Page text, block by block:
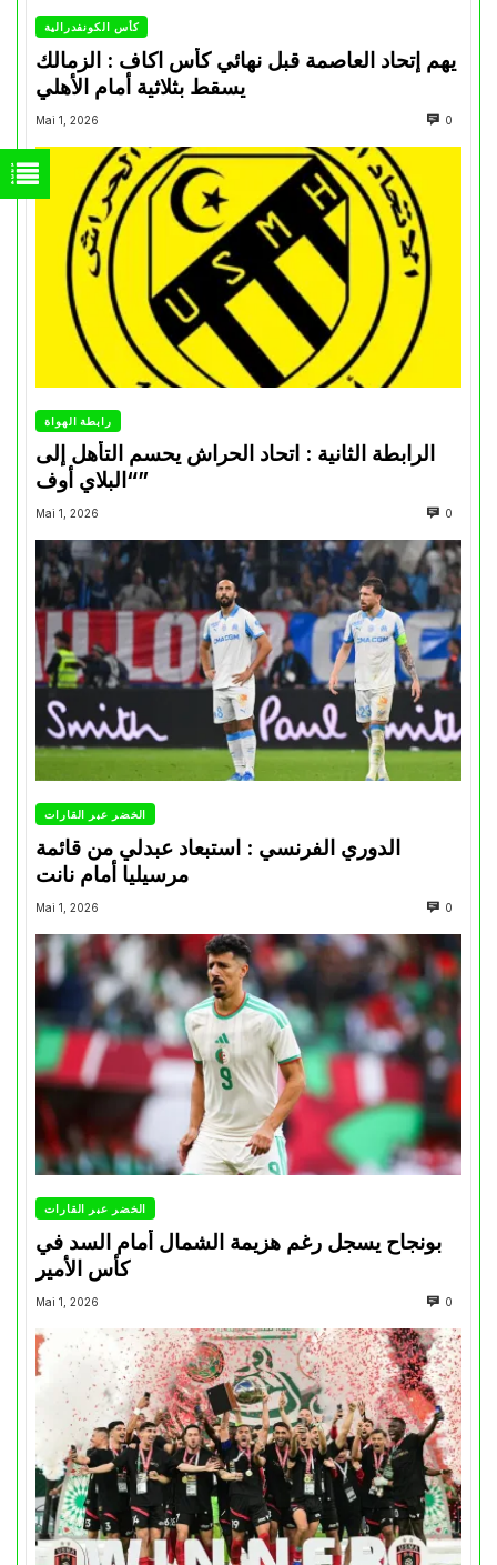
كأس الكونفدرالية
يهم إتحاد العاصمة قبل نهائي كأس اكاف : الزمالك
Mai 1, 2026 0
رابطة الهواة
الرابطة الثانية : اتحاد الحراش يحسم التأهل إلى
“البلاي أوف”
Mai 1, 2026 0
الخضر عبر القارات
الدوري الفرنسي : استبعاد عبدلي من قائمة
مرسيليا أمام نانت
Mai 1, 2026 0
الخضر عبر القارات
بونجاح يسجل رغم هزيمة الشمال أمام السد في
كأس الأمير
Mai 1, 2026 0